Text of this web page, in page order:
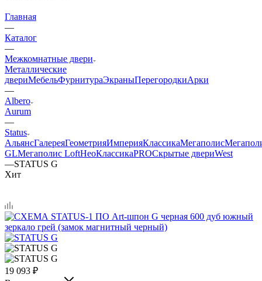
Главная
—
Каталог
—
Межкомнатные двери
Металлические
двериМебельФурнитураЭкраныПерегородкиАрки
—
Albero
Aurum
—
Status
АльянсГалереяГеометрияИмперияКлассикаМегаполис
GLМегаполис LoftНеоКлассикаPROСкрытые двериWest
—STATUS G
Хит
19 093 ₽